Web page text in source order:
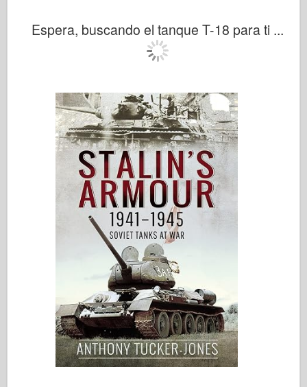
Espera, buscando el tanque T-18 para ti ...